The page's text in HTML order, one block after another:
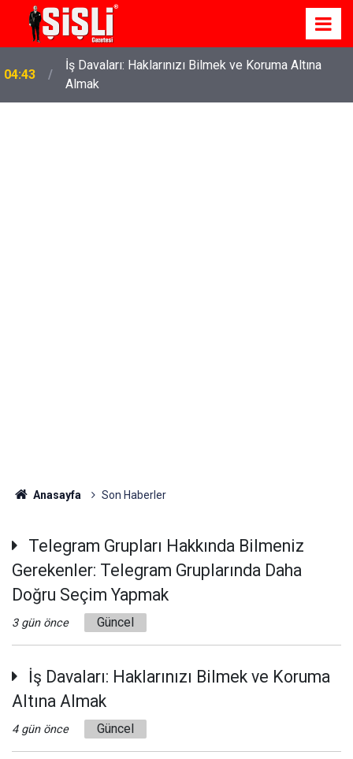
04:43
İş Davaları: Haklarınızı Bilmek ve Koruma Altına
Almak
Anasayfa Son Haberler
Telegram Grupları Hakkında Bilmeniz
Gerekenler: Telegram Gruplarında Daha
Doğru Seçim Yapmak
3 gün önce Güncel
İş Davaları: Haklarınızı Bilmek ve Koruma
Altına Almak
4 gün önce Güncel